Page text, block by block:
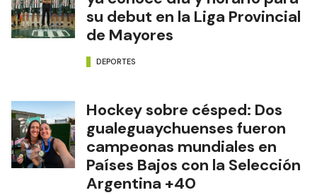
su debut en la Liga Provincial
de Mayores
DEPORTES
Hockey sobre césped: Dos
gualeguaychuenses fueron
campeonas mundiales en
Países Bajos con la Selección
Argentina +40